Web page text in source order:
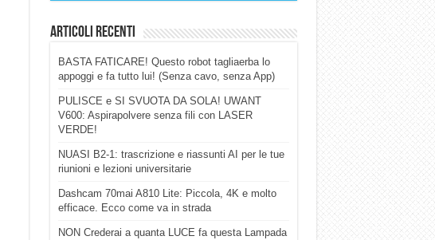
Articoli Recenti
BASTA FATICARE! Questo robot tagliaerba lo
appoggi e fa tutto lui! (Senza cavo, senza App)
PULISCE e SI SVUOTA DA SOLA! UWANT
V600: Aspirapolvere senza fili con LASER
VERDE!
NUASI B2-1: trascrizione e riassunti AI per le tue
riunioni e lezioni universitarie
Dashcam 70mai A810 Lite: Piccola, 4K e molto
efficace. Ecco come va in strada
NON Crederai a quanta LUCE fa questa Lampada